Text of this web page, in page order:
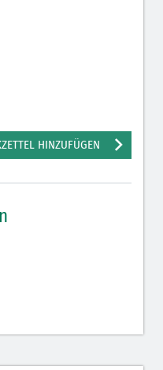
mit schwarzem
HINZUFÜGEN